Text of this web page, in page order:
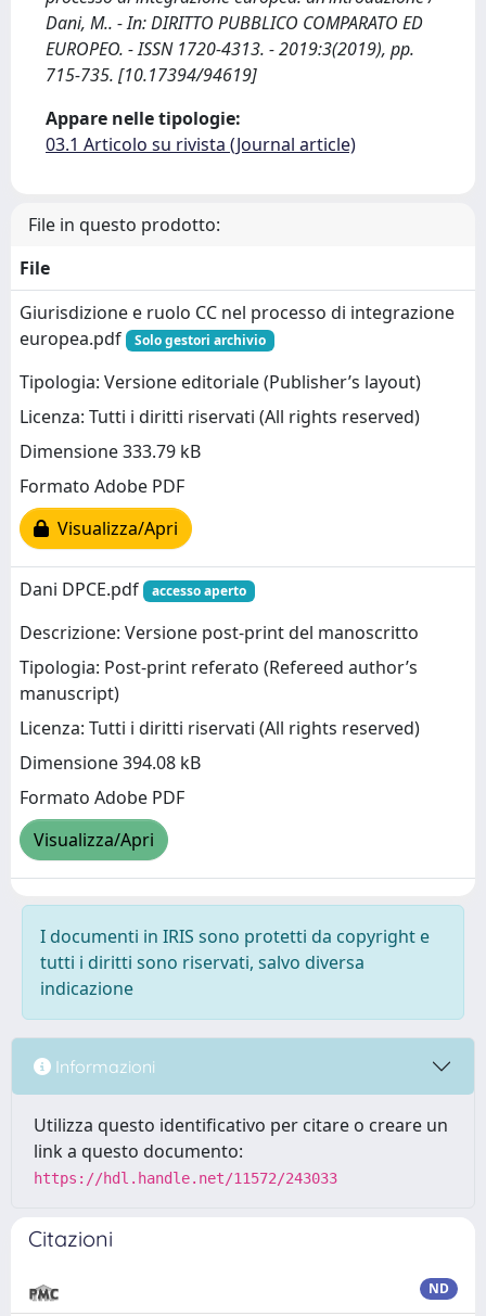
Dani, M.. - In: DIRITTO PUBBLICO COMPARATO ED
EUROPEO. - ISSN 1720-4313. - 2019:3(2019), pp.
715-735. [10.17394/94619]
Appare nelle tipologie:
03.1 Articolo su rivista (Journal article)
File in questo prodotto:
File
Giurisdizione e ruolo CC nel processo di integrazione
europea.pdf
Solo gestori archivio
Tipologia: Versione editoriale (Publisher’s layout)
Licenza: Tutti i diritti riservati (All rights reserved)
Dimensione 333.79 kB
Formato Adobe PDF
Visualizza/Apri
Dani DPCE.pdf accesso aperto
Descrizione: Versione post-print del manoscritto
Tipologia: Post-print referato (Refereed author’s
manuscript)
Licenza: Tutti i diritti riservati (All rights reserved)
Dimensione 394.08 kB
Formato Adobe PDF
Visualizza/Apri
I documenti in IRIS sono protetti da copyright e
tutti i diritti sono riservati, salvo diversa
indicazione
Informazioni
Utilizza questo identificativo per citare o creare un
link a questo documento:
https://hdl.handle.net/11572/243033
Citazioni
ND